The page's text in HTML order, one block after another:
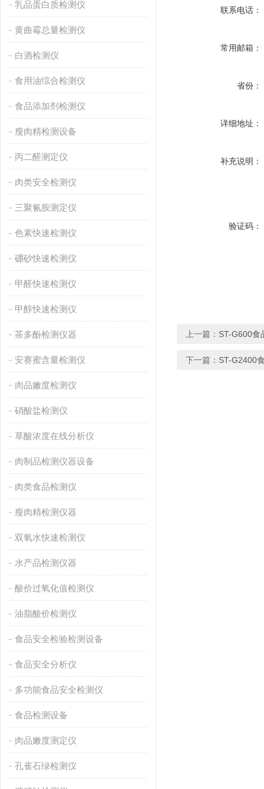
乳品蛋白质检测仪
黄曲霉总量检测仪
白酒检测仪
食用油综合检测仪
食品添加剂检测仪
瘦肉精检测设备
丙二醛测定仪
肉类安全检测仪
三聚氰胺测定仪
色素快速检测仪
硼砂快速检测仪
甲醛快速检测仪
甲醇快速检测仪
茶多酚检测仪器
安赛蜜含量检测仪
肉品嫩度检测仪
硝酸盐检测仪
草酸浓度在线分析仪
肉制品检测仪器设备
肉类食品检测仪
瘦肉精检测仪器
双氧水快速检测仪
水产品检测仪器
酸价过氧化值检测仪
油脂酸价检测仪
食品安全检验检测设备
食品安全分析仪
多功能食品安全检测仪
食品检测设备
肉品嫩度测定仪
孔雀石绿检测仪
联系电话：
常用邮箱：
省份：
详细地址：
补充说明：
验证码：
上一篇： ST-G600食
下一篇： ST-G2400